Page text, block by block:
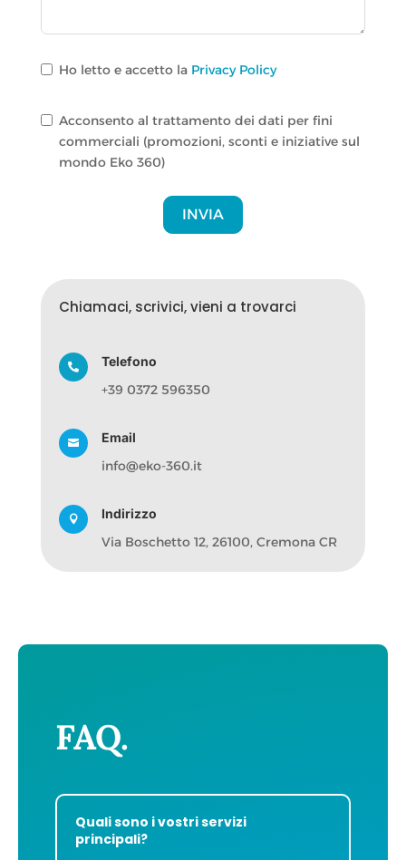
Ho letto e accetto la Privacy Policy
Acconsento al trattamento dei dati per fini
commerciali (promozioni, sconti e iniziative sul
mondo Eko 360)
INVIA
Chiamaci, scrivici, vieni a trovarci
 Telefono
+39 0372 596350
 Email
info@eko-360.it
 Indirizzo
Via Boschetto 12, 26100, Cremona CR
FAQ.
Quali sono i vostri servizi
principali?